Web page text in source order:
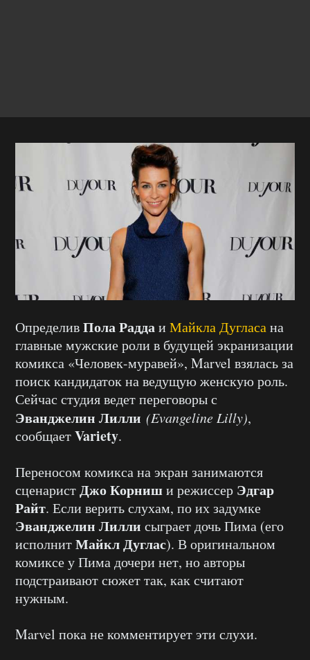
ОпределивПола Раддаи Майкла Дугласана
главные мужские роли в будущей экранизации
комикса «Человек-муравей», Marvel взялась за
поиск кандидаток на ведущую женскую роль.
Сейчас студия ведет переговоры с
Эванджелин Лилли (Evangeline Lilly),
сообщаетVariety.
Переносом комикса на экран занимаются
сценаристДжо Корниши режиссер Эдгар
Райт. Если верить слухам, по их задумке
Эванджелин Лилли сыграет дочь Пима (его
исполнитМайкл Дуглас). В оригинальном
комиксе у Пима дочери нет, но авторы
подстраивают сюжет так, как считают
нужным.
Marvel пока не комментирует эти слухи.